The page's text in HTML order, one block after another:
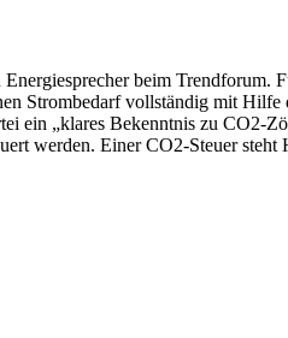
beim Trendforum.
Strombedarf vollständig mit Hilfe
ein „klares Bekenntnis zu CO2-
werden. Einer CO2-Steuer steht